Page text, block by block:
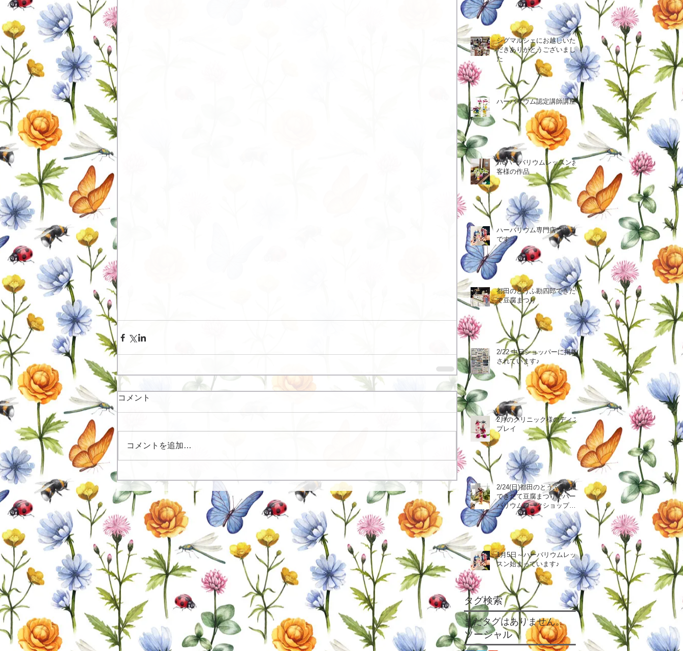
コメント
コメントを追加…
シグマルシェにお越しいた
だきありがとうございまし
た
ハーバリウム認定講師講座
7/6ハーバリウムレッスンお
客様の作品
ハーバリウム専門店コキュ
です
都田のとうふ勘四郎できた
て豆腐まつり
2/22 中日ショッパーに掲載
されています♪
2月のクリニック様のディス
プレイ
2/24(日)都田のとうふ勘四郎
できたて豆腐まつりでハー
バリウムワークショップ出
店のお知らせ
1月5日～ハーバリウムレッ
スン始まっています♪
タグ検索
まだタグはありません。
ソーシャル